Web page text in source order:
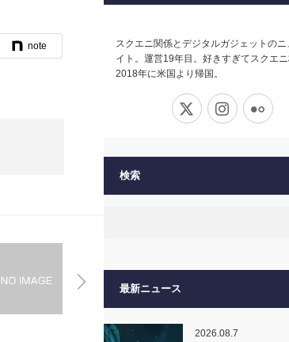
note
スクエニ関係とデジタルガジェットのニ
イト。運営19年目。好きすぎてスクエニ
2018年に米国より帰国。
Instagram
検索
最新ニュース
2026.08.7